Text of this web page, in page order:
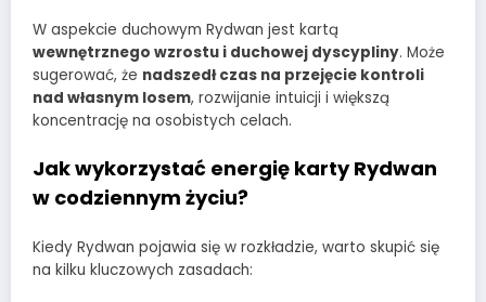
W aspekcie duchowym Rydwan jest kartą
wewnętrznego wzrostu i duchowej dyscypliny. Może
sugerować, że nadszedł czas na przejęcie kontroli
nad własnym losem, rozwijanie intuicji i większą
koncentrację na osobistych celach.
Jak wykorzystać energię karty Rydwan
w codziennym życiu?
Kiedy Rydwan pojawia się w rozkładzie, warto skupić się
na kilku kluczowych zasadach: